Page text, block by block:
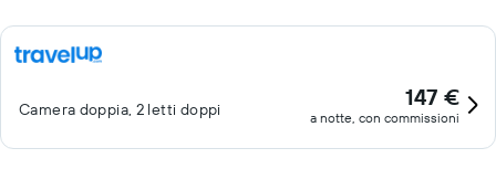
Camera doppia, 2 letti doppi 147 €
a notte, con commissioni